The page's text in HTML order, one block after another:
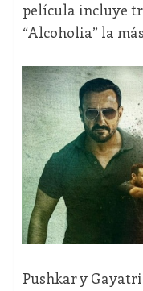
película incluye
“Alcoholia” la
Pushkar y